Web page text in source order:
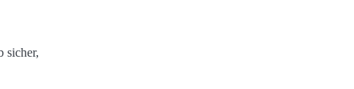
sicher,